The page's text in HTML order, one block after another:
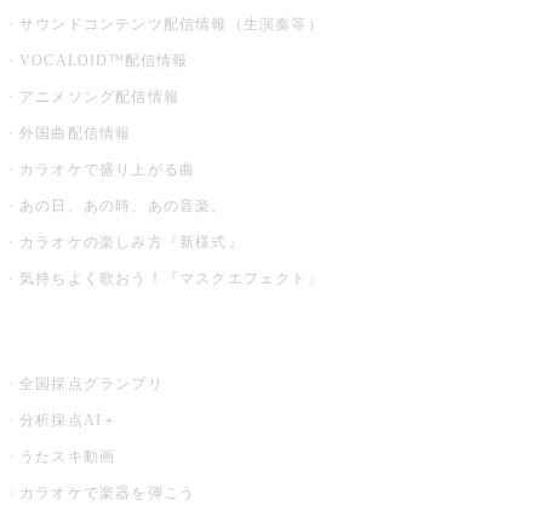
サウンドコンテンツ配信情報（生演奏等）
VOCALOID™配信情報
アニメソング配信情報
外国曲配信情報
カラオケで盛り上がる曲
あの日、あの時、あの音楽。
カラオケの楽しみ方『新様式』
気持ちよく歌おう！『マスクエフェクト』
全国採点グランプリ
分析採点AI＋
うたスキ動画
カラオケで楽器を弾こう